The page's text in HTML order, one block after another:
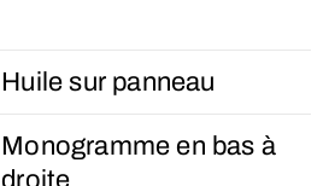
Huile sur panneau
Monogramme en bas à
droite